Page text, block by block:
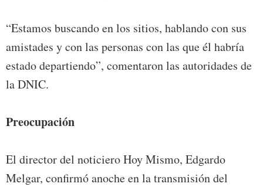
“Estamos buscando en los sitios, hablando con sus
amistades y con las personas con las que él habría
estado departiendo”, comentaron las autoridades de
la DNIC.
Preocupación
El director del noticiero Hoy Mismo, Edgardo
Melgar, confirmó anoche en la transmisión del